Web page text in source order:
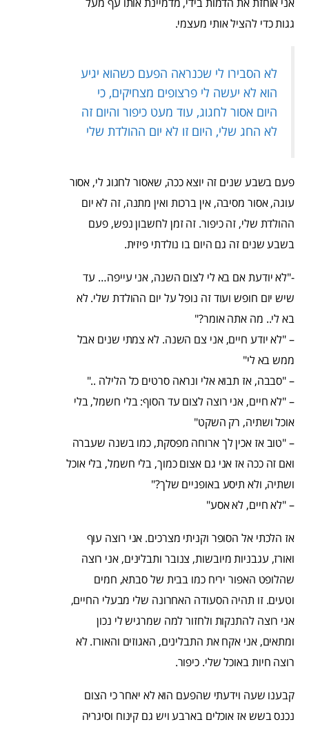
גגות כדי להציל אותי מעצמי.
לא הסבירו לי שכנראה הפעם כשהוא יגיע
הוא לא יעשה לי פרצופים מצחיקים, כי
היום אסור לחגוג, עוד מעט כיפור והיום זה
לא החג שלי, היום זו לא יום ההולדת שלי
פעם בשבע שנים זה יוצא ככה, שאסור לחגוג לי, אסור
עוגה, אסור מסיבה, אין ברכות ואין מתנה, זה לא יום
ההולדת שלי, זה כיפור. זה זמן לחשבון נפש, פעם
בשבע שנים זה גם היום בו נולדתי פיזית.
-"לא יודעת אם בא לי לצום השנה, אני עייפה… עד
שיש יום חופש ועוד זה נופל על יום ההולדת שלי. לא
בא לי.. מה אתה אומר?"
– "לא יודע חיים, אני צם השנה. לא צמתי שנים אבל
ממש בא לי"
– "סבבה, אז תבוא אלי ונראה סרטים כל הלילה .."
– "לא חיים, אני רוצה לצום עד הסוף: בלי חשמל, בלי
אוכל ושתיה, רק השקט"
– "טוב אז אכין לך ארוחה מפסקת, כמו בשנה שעברה
ואם זה ככה אז אני גם אצום כמוך, בלי חשמל, בלי אוכל
ושתיה, ולא תיסע באופניים שלך?"
– "לא חיים, לא אסע"
אז הלכתי אל הסופר וקניתי מצרכים. אני רוצה עוף
ואורז, עגבניות מיובשות, צנובר ותבלינים, אני רוצה
שהלופט האפור יריח כמו בבית של סבתא, חמים
וטעים. זו תהיה הסעודה האחרונה שלי מבעלי החיים,
אני רוצה להתנקות ולחזור למה שמרגיש לי נכון
ומתאים, אני אקח את התבלינים, האגוזים והאורז. לא
רוצה חיות באוכל שלי. כיפור.
קבענו שעה וידעתי שהפעם הוא לא יאחר כי הצום
נכנס בשש אז אוכלים בארבע ויש גם קינוח וסיגריה